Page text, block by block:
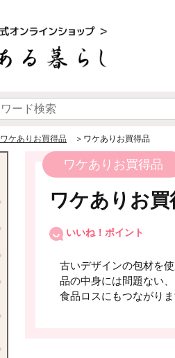
ワケありお買得品 ＞ワケありお買得品
ワケありお買得品
ワケありお買
いいね！ポイント
古いデザインの包材を
品の中身には問題ない
食品ロスにもつながり